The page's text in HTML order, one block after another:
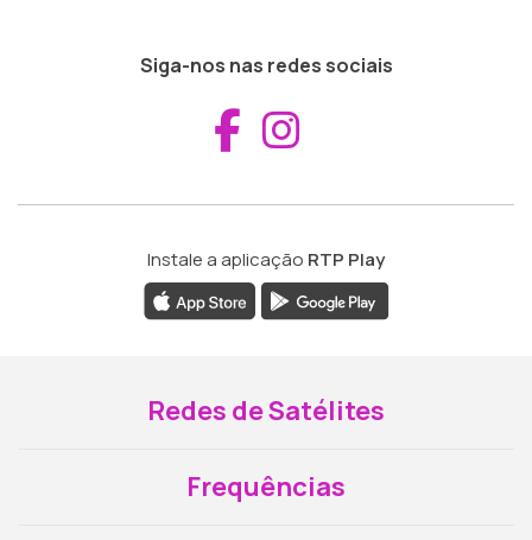
Siga-nos nas redes sociais
Aceder ao
Instale a aplicação RTP Play
Redes de Satélites
Frequências